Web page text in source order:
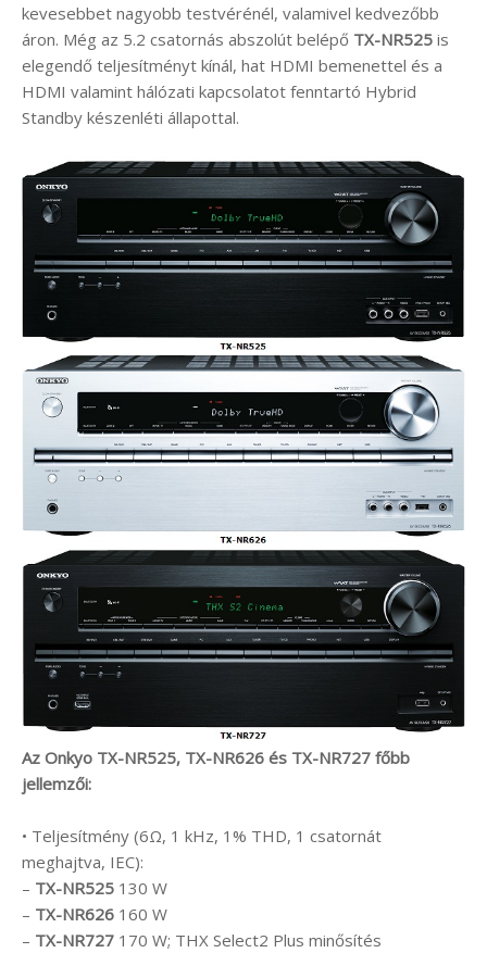
kevesebbet nagyobb testvérénél, valamivel kedvezőbb
áron. Még az 5.2 csatornás abszolút belépő TX-NR525 is
elegendő teljesítményt kínál, hat HDMI bemenettel és a
HDMI valamint hálózati kapcsolatot fenntartó Hybrid
Standby készenléti állapottal.
Az Onkyo TX-NR525, TX-NR626 és TX-NR727 főbb
jellemzői:
• Teljesítmény (6Ω, 1 kHz, 1% THD, 1 csatornát
meghajtva, IEC):
– TX-NR525 130 W
– TX-NR626 160 W
– TX-NR727 170 W; THX Select2 Plus minősítés